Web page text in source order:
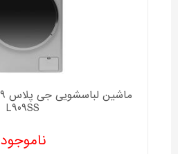
L909SS
ناموجود